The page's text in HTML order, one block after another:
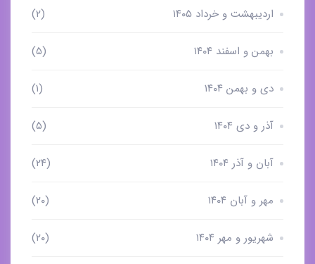
اردیبهشت و خرداد ۱۴۰۵ (۲)
بهمن و اسفند ۱۴۰۴ (۵)
دی و بهمن ۱۴۰۴ (۱)
آذر و دی ۱۴۰۴ (۵)
آبان و آذر ۱۴۰۴ (۲۴)
مهر و آبان ۱۴۰۴ (۲۰)
شهریور و مهر ۱۴۰۴ (۲۰)